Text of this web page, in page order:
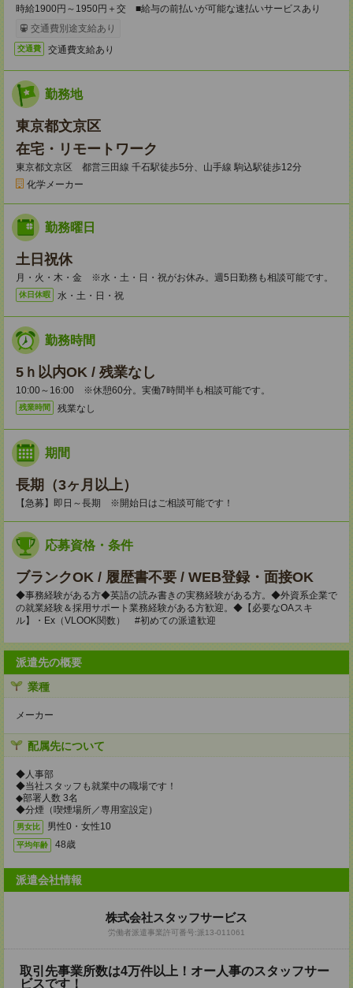
時給1900円～1950円＋交 ■給与の前払いが可能な速払いサービスあり
交通費別途支給あり
交通費 交通費支給あり
勤務地
東京都文京区
在宅・リモートワーク
東京都文京区 都営三田線 千石駅徒歩5分、山手線 駒込駅徒歩12分
化学メーカー
勤務曜日
土日祝休
月・火・木・金 ※水・土・日・祝がお休み。週5日勤務も相談可能です。
休日休暇 水・土・日・祝
勤務時間
5ｈ以内OK / 残業なし
10:00～16:00 ※休憩60分。実働7時間半も相談可能です。
残業時間 残業なし
期間
長期（3ヶ月以上）
【急募】即日～長期 ※開始日はご相談可能です！
応募資格・条件
ブランクOK / 履歴書不要 / WEB登録・面接OK
◆事務経験がある方◆英語の読み書きの実務経験がある方。◆外資系企業で
の就業経験＆採用サポート業務経験がある方歓迎。◆【必要なOAスキ
ル】・Ex（VLOOK関数） #初めての派遣歓迎
派遣先の概要
業種
メーカー
配属先について
◆人事部
◆当社スタッフも就業中の職場です！
◆部署人数 3名
◆分煙（喫煙場所／専用室設定）
男女比 男性0・女性10
平均年齢 48歳
派遣会社情報
株式会社スタッフサービス
労働者派遣事業許可番号:派13-011061
取引先事業所数は4万件以上！オー人事のスタッフサー
ビスです！